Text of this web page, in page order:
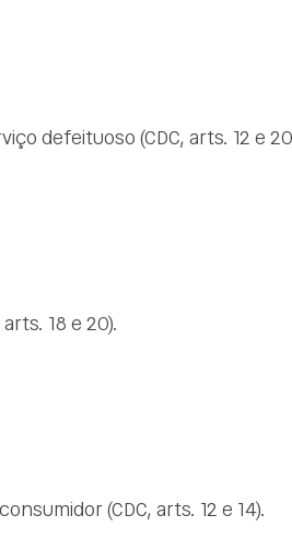
defeituoso (CDC, arts. 12 e
18 e 20).
(CDC, arts. 12 e 14).